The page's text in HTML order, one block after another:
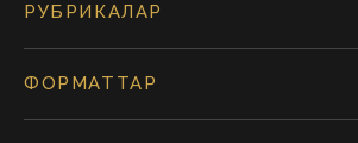
РУБРИКАЛАР
ФОРМАТТАР